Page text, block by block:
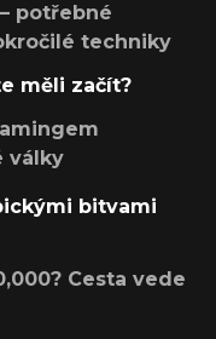
potřebné
techniky
měli začít?
války
bitvami
Cesta vede